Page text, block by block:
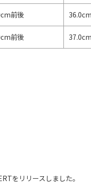
前後
前後
をリリースしました。